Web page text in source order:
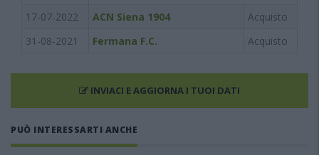
17-07-2022
ACN Siena 1904
Acquisto
31-08-2021
Fermana F.C. Acquisto
INVIACI E AGGIORNA I TUOI DATI
PUÒ INTERESSARTI ANCHE